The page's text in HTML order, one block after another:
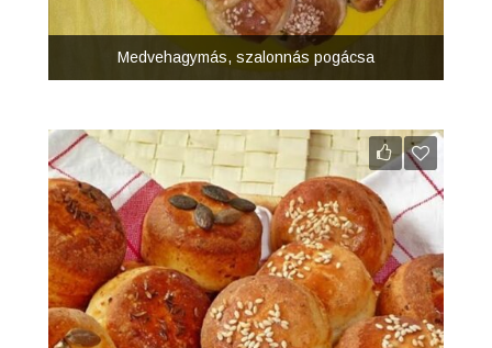
Medvehagymás, szalonnás pogácsa